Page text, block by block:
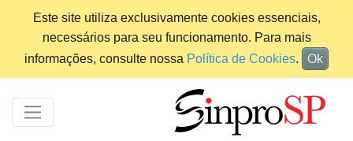
Este site utiliza exclusivamente cookies essenciais,
necessários para seu funcionamento. Para mais
informações, consulte nossa Política de Cookies. Ok